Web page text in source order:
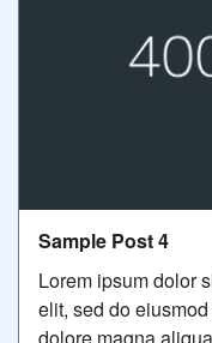
Sample Post 4
Lorem ipsum dolor
elit, sed do